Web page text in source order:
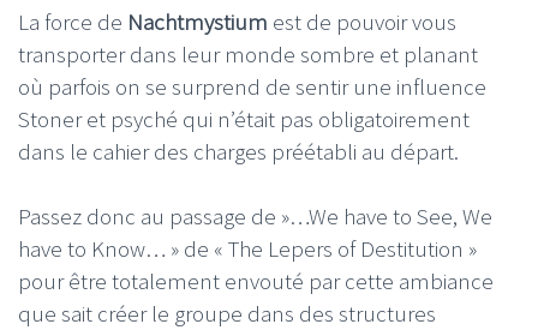
La force de Nachtmystium est de pouvoir vous
transporter dans leur monde sombre et planant
où parfois on se surprend de sentir une influence
Stoner et psyché qui n’était pas obligatoirement
dans le cahier des charges préétabli au départ.
Passez donc au passage de »…We have to See, We
have to Know… » de « The Lepers of Destitution »
pour être totalement envouté par cette ambiance
que sait créer le groupe dans des structures